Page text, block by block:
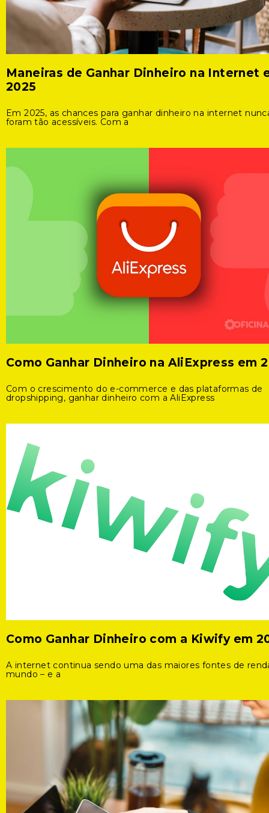
Maneiras de Ganhar Dinheiro na Internet
2025
Em 2025, as chances para ganhar dinheiro na internet
foram tão acessíveis. Com a
Como Ganhar Dinheiro na AliExpress em
Com o crescimento do e-commerce e das plataformas de
dropshipping, ganhar dinheiro com a AliExpress
Como Ganhar Dinheiro com a Kiwify em
A internet continua sendo uma das maiores fontes de
mundo – e a